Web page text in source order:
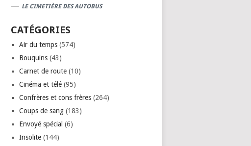
— LE CIMETIÈRE DES AUTOBUS
CATÉGORIES
Air du temps (574)
Bouquins (43)
Carnet de route (10)
Cinéma et télé (95)
Confrères et cons frères (264)
Coups de sang (183)
Envoyé spécial (6)
Insolite (144)